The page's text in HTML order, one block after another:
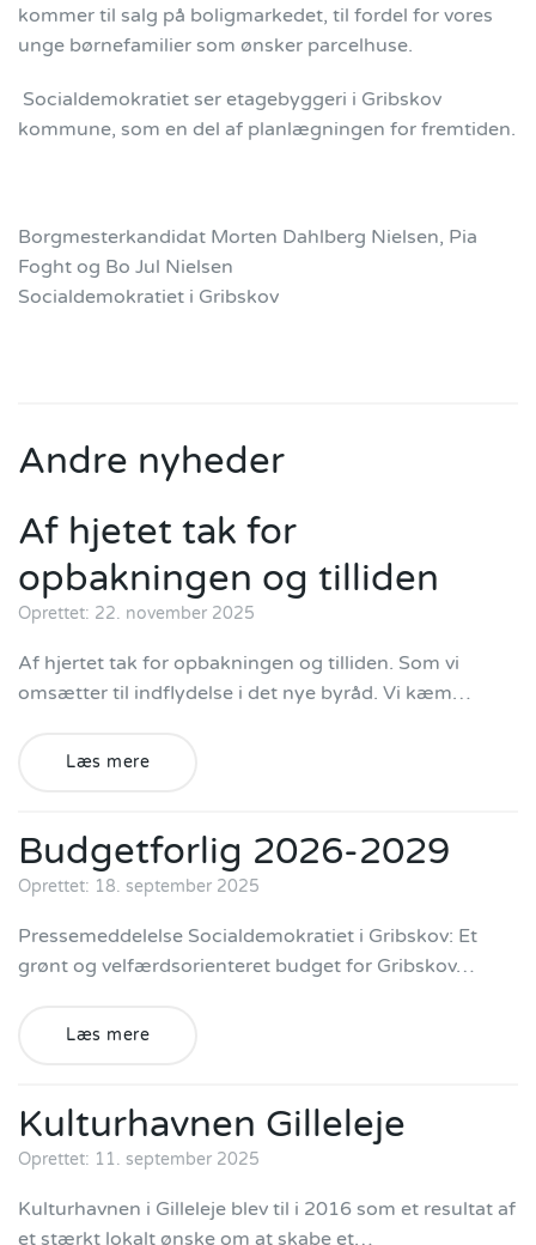
kommer til salg på boligmarkedet, til fordel for vores
unge børnefamilier som ønsker parcelhuse.
Socialdemokratiet ser etagebyggeri i Gribskov
kommune, som en del af planlægningen for fremtiden.
Borgmesterkandidat Morten Dahlberg Nielsen, Pia
Foght og Bo Jul Nielsen
Socialdemokratiet i Gribskov
Andre nyheder
Af hjetet tak for
opbakningen og tilliden
Oprettet: 22. november 2025
Af hjertet tak for opbakningen og tilliden. Som vi
omsætter til indflydelse i det nye byråd. Vi kæm…
Læs mere
Budgetforlig 2026-2029
Oprettet: 18. september 2025
Pressemeddelelse Socialdemokratiet i Gribskov: Et
grønt og velfærdsorienteret budget for Gribskov…
Læs mere
Kulturhavnen Gilleleje
Oprettet: 11. september 2025
Kulturhavnen i Gilleleje blev til i 2016 som et resultat af
et stærkt lokalt ønske om at skabe et…